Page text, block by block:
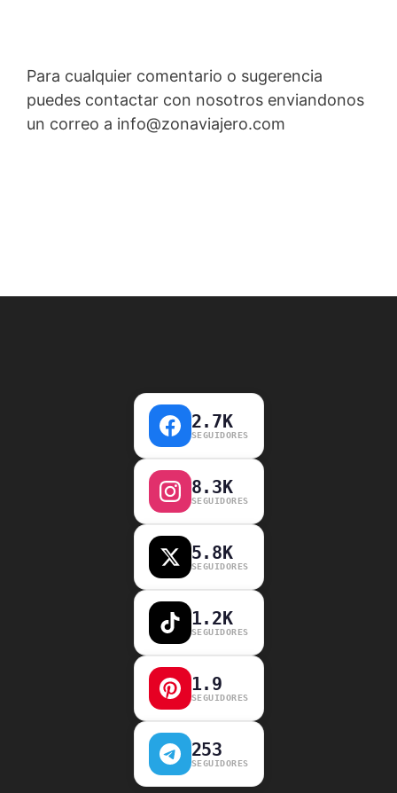
Para cualquier comentario o sugerencia
puedes contactar con nosotros enviandonos
un correo a info@zonaviajero.com
2.7K
SEGUIDORES
8.3K
SEGUIDORES
5.8K
SEGUIDORES
1.2K
SEGUIDORES
1.9
SEGUIDORES
253
SEGUIDORES